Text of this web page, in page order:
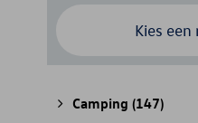
Kies een
Camping (147)